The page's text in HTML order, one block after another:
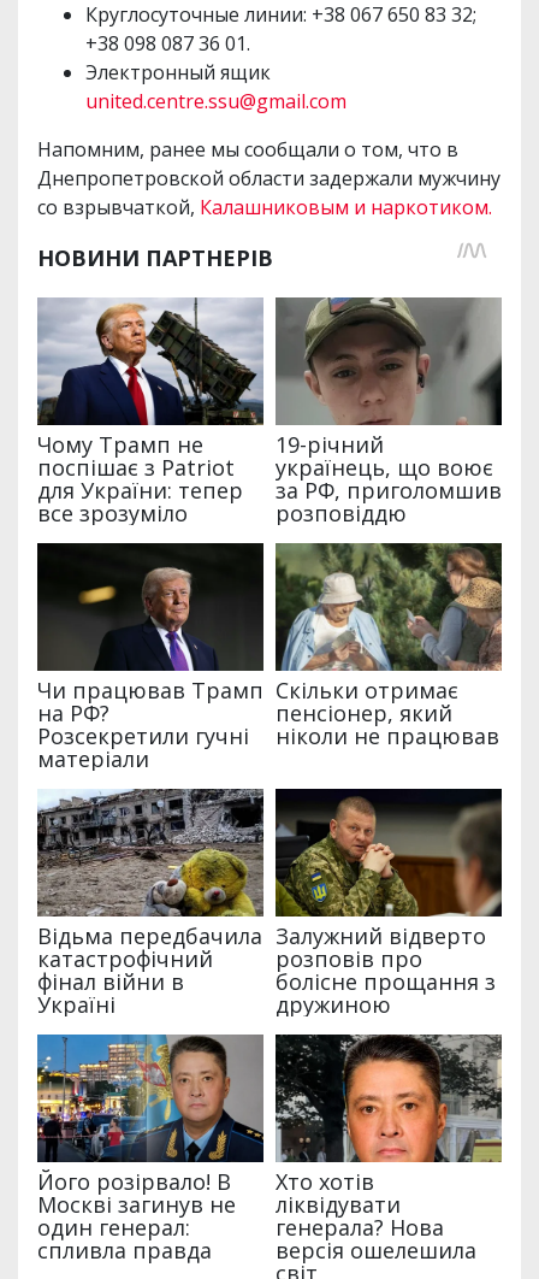
Круглосуточные линии: +38 067 650 83 32;
+38 098 087 36 01.
Электронный ящик
united.centre.ssu@gmail.com
Напомним, ранее мы сообщали о том, что в
Днепропетровской области задержали мужчину
со взрывчаткой, Калашниковым и наркотиком.